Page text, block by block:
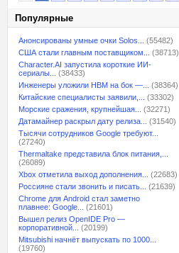
Популярные
Анонсированы умные очки Solos...
(55482)
США стали главным поставщиком...
(38713)
Character.AI запустила короткие ИИ-
сериалы...
(38433)
Инженеры уложили HBM на бок —...
(38364)
Китайские специалисты заявили,...
(33302)
Морские сражения, крупнейшая...
(32271)
Датамайнер раскрыл дату релиза...
(31540)
Тысячи сотрудников Google требуют...
(27240)
Thermaltake представила блок питания,...
(26089)
Xbox отметила выход дополнения...
(22683)
Россияне стали звонить и писать...
(21639)
Chrome для Android стал заметно
плавнее: Google...
(21601)
Вышел релиз OpenIDE Pro —
корпоративной...
(20199)
Mitsubishi начнёт выпускать по 1000...
(19760)